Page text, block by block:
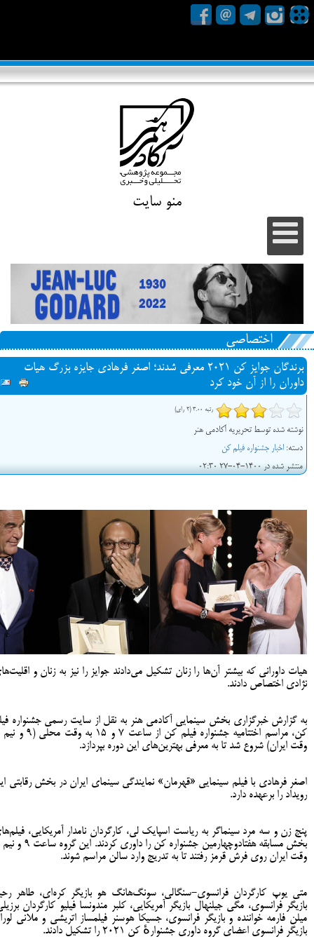
منو سایت
اختصاصی
برندگان جوایز کن 2021 معرفی شدند؛ اصغر فرهادی جایزه بزرگ هیات
داوران را از آن خود کرد
رتبه 3.00 (2 رای)
نوشته شده توسط تحریریه آکادمی هنر
دسته: اخبار جشنواره فیلم کن
منتشر شده در 1400-04-27 02:30
هیات داورانی که بیشتر آن‌ها را زنان تشکیل می‌دادند جوایز را نیز به زنان و
نژادی اختصاص دادند.
به گزارش خبرگزاری بخش سینمایی آکادمی هنر به نقل از سایت رسمی جشنواره
کن، مراسم اختتامیه جشنواره فیلم کن از ساعت ۷ و ۱۵ به
وقت ایران) شروع شد تا به معرفی بهترین‌های این دوره بپردازد.
اصغر فرهادی با فیلم سینمایی «قهرمان» نمایندگی سینمای ایران در بخش رقابتی
رویداد را برعهده دارد.
پنج زن و سه مرد سینماگر به ریاست اسپایک لی، کارگردان نامدار آمریکایی،
بخش مسابقه هفتادوچهارمین جشنواره کن را داوری
وقت ایران روی فرش قرمز رفتند تا به تدریج وارد سالن مراسم شوند.
متی یوپ کارگردان فرانسوی-سنگالی، سونگ‌هانگ هو بازیگر کره‌ای، طاهر
بازیگر فرانسوی، مگی جیلنهال بازیگر آمریکایی، کلبر مندونسا فیلیو کارگردان
میلن فارمه خواننده و بازیگر فرانسوی، جسیکا هوسنر فیلمساز اتریشی و ملانی
بازیگر فرانسوی اعضای گروه داوری جشنوارهٔ کن ۲۰۲۱ را تشکیل دادند.